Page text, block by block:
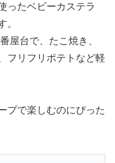
ったベビーカステラ
。
屋台で、たこ焼き、
フリフリポテトなど軽
プで楽しむのにぴった